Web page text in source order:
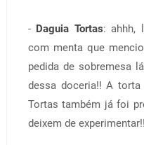
- Daguia Tortas: ahhh,
com menta que
pedida de sobremesa
dessa doceria!! A
Tortas também já foi
deixem de experimentar!!